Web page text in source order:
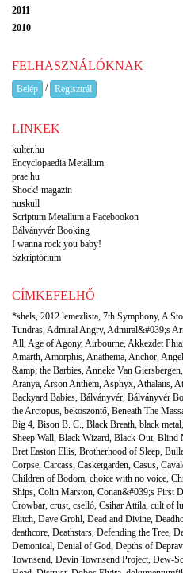
2011
2010
FELHASZNÁLÓKNAK
Belép / Regisztrál
LINKEK
kulter.hu
Encyclopaedia Metallum
prae.hu
Shock! magazin
nuskull
Scriptum Metallum a Facebookon
Bálványvér Booking
I wanna rock you baby!
Szkriptórium
CÍMKEFELHŐ
*shels, 2012 lemezlista, 7th Symphony,A
Tundras,Admiral Angry,Admiral&#039;s
All,Age of Agony,Airbourne,Akkezdet
Amarth,Amorphis,Anathema,Anchor,
&amp; the Barbies,Anneke Van Giersbergen,
Aranya,Arson Anthem,Asphyx,Athalaiis,
Backyard Babies, Bálványvér, Bálványvér
the Arctopus, beköszöntő, Beneath The
Big 4, Bison B. C., Black Breath, black metal,
Sheep Wall, Black Wizard, Black-Out, Blind
Bret Easton Ellis, Brotherhood of Sleep,
Corpse, Carcass, Casketgarden, Casus,
Children of Bodom, choice with no voice,
Ships, Colin Marston, Conan&#039;s First
Crowbar, crust, cselló, Csihar Attila, cult of
Elitch, Dave Grohl, Dead and Divine,
deathcore, Deathstars, Defending the Tree,
Demonical, Denial of God, Depths of
Townsend, Devin Townsend Project, Dew-